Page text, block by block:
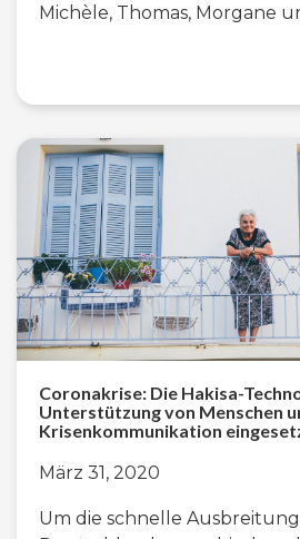
Michèle, Thomas, Morgane
Coronakrise: Die Hakisa-
Unterstützung von Menschen
Krisenkommunikation
März 31, 2020
Um die schnelle Ausbreitung